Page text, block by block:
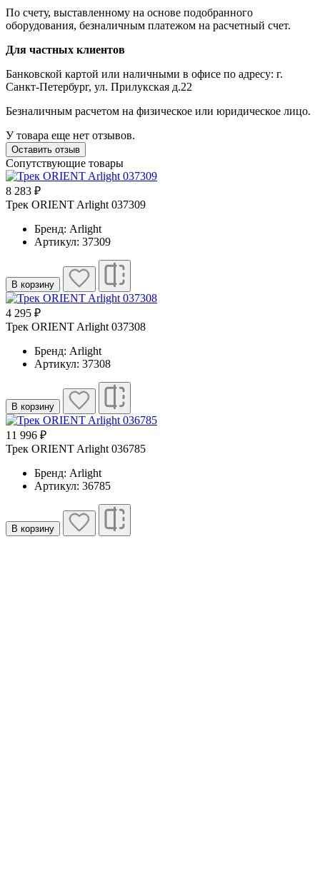
По счету, выставленному на основе подобранного
оборудования, безналичным платежом на расчетный счет.
Для частных клиентов
Банковской картой или наличными в офисе по адресу: г.
Санкт-Петербург, ул. Прилукская д.22
Безналичным расчетом на физическое или юридическое лицо.
У товара еще нет отзывов.
Оставить отзыв
Сопутствующие товары
8 283 ₽
Трек ORIENT Arlight 037309
Бренд: Arlight
Артикул: 37309
В корзину
4 295 ₽
Трек ORIENT Arlight 037308
Бренд: Arlight
Артикул: 37308
В корзину
11 996 ₽
Трек ORIENT Arlight 036785
Бренд: Arlight
Артикул: 36785
В корзину